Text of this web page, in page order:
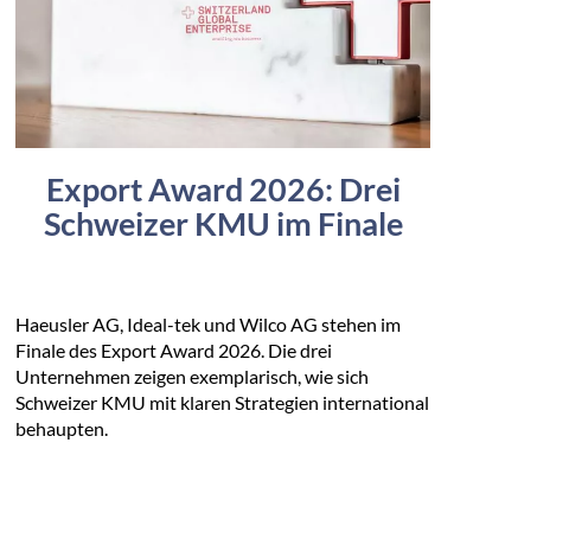
Export Award 2026: Drei
Schweizer KMU im Finale
Haeusler AG, Ideal-tek und Wilco AG stehen im
Finale des Export Award 2026. Die drei
Unternehmen zeigen exemplarisch, wie sich
Schweizer KMU mit klaren Strategien international
behaupten.